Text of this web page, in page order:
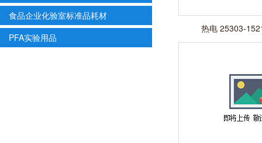
食品企业化验室标准品耗材
PFA实验用品
热电 25303-